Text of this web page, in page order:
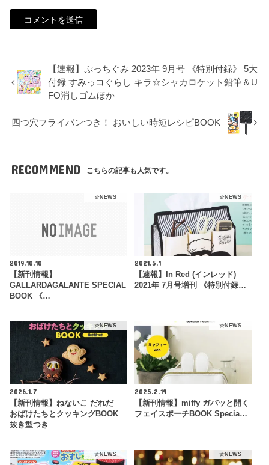
【速報】ぷっちぐみ 2023年 9月号 《特別付録》 5大
付録 すみっコぐらし キラ☆シャカロケット鉛筆＆U
FO消しゴムほか
四つ穴フライパンつき！ おいしい時短レシピBOOK
RECOMMEND こちらの記事も人気です。
☆NEWS
2019.10.10
【新刊情報】
GALLARDAGALANTE SPECIAL
BOOK 《…
☆NEWS
2021.5.1
【速報】In Red (インレッド)
2021年 7月号増刊 《特別付録…
☆NEWS
2026.1.7
【新刊情報】ねないこ だれだ
おばけたちとクッキングBOOK
抜き型つき
☆NEWS
2025.2.19
【新刊情報】miffy ガバッと開く
フェイスポーチBOOK Specia…
☆NEWS ☆NEWS